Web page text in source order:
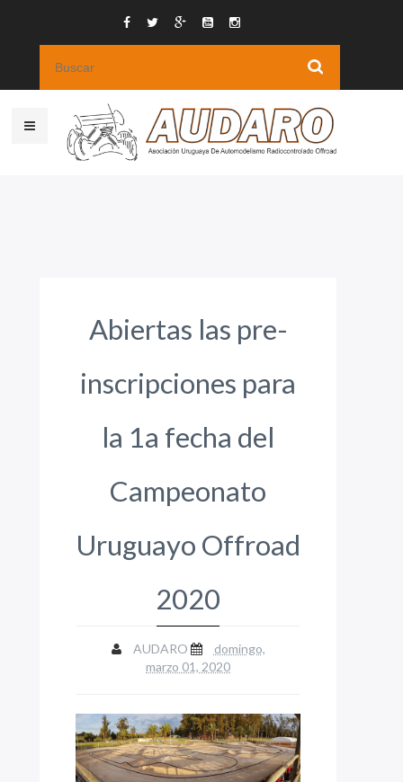
Abiertas las pre-
inscripciones para
la 1a fecha del
Campeonato
Uruguayo Offroad
2020
AUDARO
domingo,
marzo 01, 2020